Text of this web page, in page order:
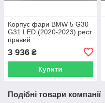
Корпус фари BMW 5 G30
G31 LED (2020-2023) рест
правий
3 936 ₴
Купити
Подібні товари компанії